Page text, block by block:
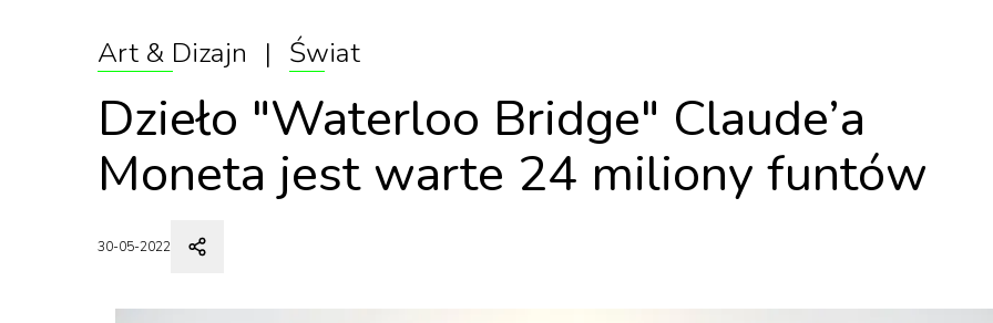
Art & Dizajn | Świat
Dzieło "Waterloo Bridge" Claude’a
Moneta jest warte 24 miliony funtów
30-05-2022